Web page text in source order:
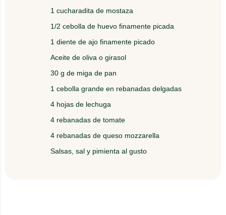
1 cucharadita de mostaza
1/2 cebolla de huevo finamente picada
1 diente de ajo finamente picado
Aceite de oliva o girasol
30 g de miga de pan
1 cebolla grande en rebanadas delgadas
4 hojas de lechuga
4 rebanadas de tomate
4 rebanadas de queso mozzarella
Salsas, sal y pimienta al gusto
Asar en plancha caliente con un poco de aceite
de oliva o girasol.
ingredientes y sirva caliente.